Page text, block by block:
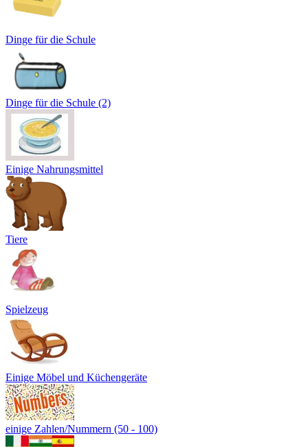
Dinge für die Schule
Dinge für die Schule (2)
Einige Nahrungsmittel
Tiere
Spielzeug
Einige Möbel und Küchengeräte
einige Zahlen/Nummern (50 - 100)